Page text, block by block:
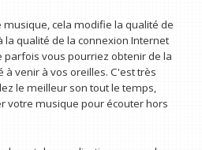
cela modifie la qualité de
qualité de la connexion Internet
parfois vous pourriez obtenir de la
venir à vos oreilles. C'est très
le meilleur son tout le temps,
votre musique pour écouter hors